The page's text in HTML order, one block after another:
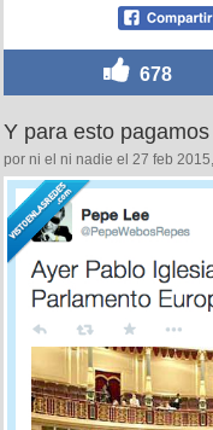
678
Y para esto
por ni el ni nadie el 27 feb